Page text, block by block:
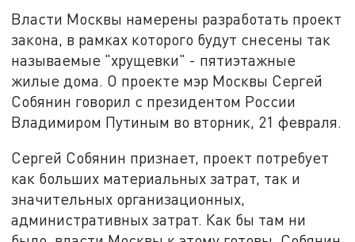
Власти Москвы намерены разработать проект
закона, в рамках которого будут снесены так
называемые "хрущевки" - пятиэтажные
жилые дома. О проекте мэр Москвы Сергей
Собянин говорил с президентом России
Владимиром Путиным во вторник, 21 февраля.
Сергей Собянин признает, проект потребует
как больших материальных затрат, так и
значительных организационных,
административных затрат. Как бы там ни